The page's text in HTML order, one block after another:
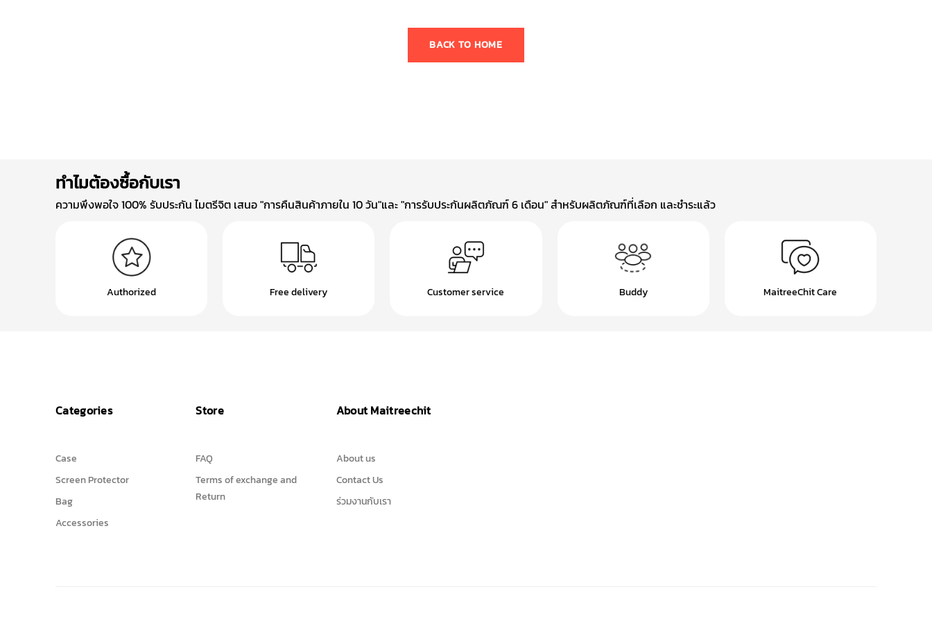
BACK TO HOME
ทำไมต้องซื้อกับเรา
ความพึงพอใจ 100% รับประกัน ไมตรีจิต เสนอ "การคืนสินค้าภายใน 10 วัน"และ "การรับประกันผลิตภัณฑ์ 6 เดือน" สำหรับผลิตภัณฑ์ที่เลือก และชำระแล้ว
Authorized Free delivery Customer service Buddy MaitreeChit Care
Categories
Case
Screen Protector
Bag
Accessories
Store
FAQ
Terms of exchange and
Return
About Maitreechit
About us
Contact Us
ร่วมงานกับเรา